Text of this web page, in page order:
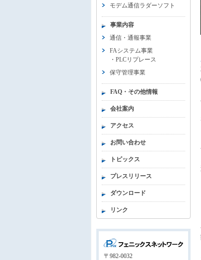
モデム通信ラダーソフト
事業内容
通信・通報事業
FAシステム事業
・ PLCリプレース
保守管理事業
FAQ・その他情報
会社案内
アクセス
お問い合わせ
トピックス
プレスリリース
ダウンロード
リンク
〒982-0032